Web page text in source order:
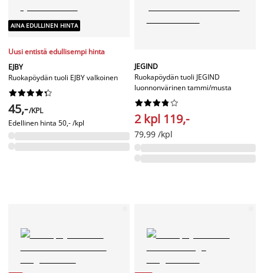
AINA EDULLINEN HINTA
Uusi entistä edullisempi hinta
EJBY
Ruokapöydän tuoli EJBY valkoinen






45,-/KPL
Edellinen hinta 50,- /kpl
JEGIND
Ruokapöydän tuoli JEGIND
luonnonvärinen tammi/musta






2 kpl 119,-
79,99 /kpl